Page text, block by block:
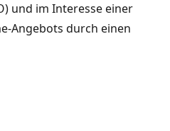
und im Interesse einer
Angebots durch einen